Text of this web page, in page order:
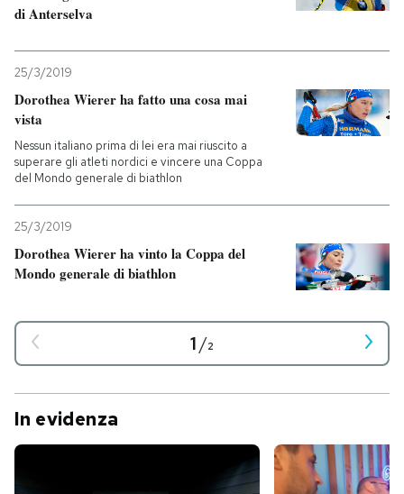
di Anterselva
25/3/2019
Dorothea Wierer ha fatto una cosa mai
vista
Nessun italiano prima di lei era mai riuscito a
superare gli atleti nordici e vincere una Coppa
del Mondo generale di biathlon
25/3/2019
Dorothea Wierer ha vinto la Coppa del
Mondo generale di biathlon
1/2
In evidenza